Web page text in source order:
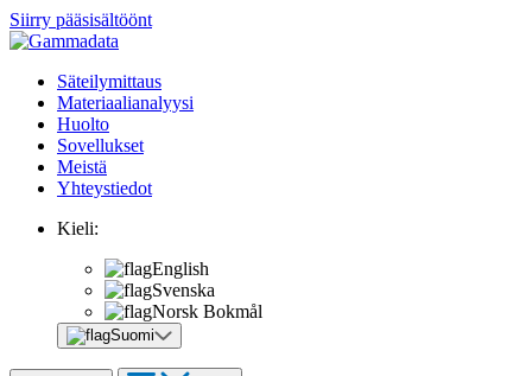
Siirry pääsisältöönt
Säteilymittaus
Materiaalianalyysi
Huolto
Sovellukset
Meistä
Yhteystiedot
Kieli:
English
Svenska
Norsk Bokmål
Suomi